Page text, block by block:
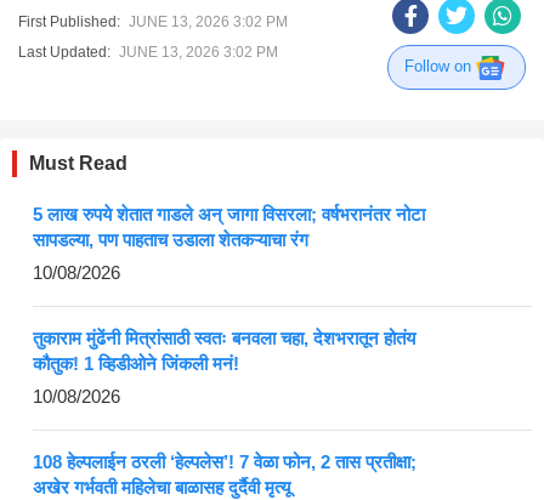
First Published: JUNE 13, 2026 3:02 PM
Last Updated: JUNE 13, 2026 3:02 PM
Follow on
Must Read
5 लाख रुपये शेतात गाडले अन् जागा विसरला; वर्षभरानंतर नोटा
सापडल्या, पण पाहताच उडाला शेतकऱ्याचा रंग
10/08/2026
तुकाराम मुंढेंनी मित्रांसाठी स्वतः बनवला चहा, देशभरातून होतंय
कौतुक! 1 व्हिडीओने जिंकली मनं!
10/08/2026
108 हेल्पलाईन ठरली ‘हेल्पलेस’! 7 वेळा फोन, 2 तास प्रतीक्षा;
अखेर गर्भवती महिलेचा बाळासह दुर्दैवी मृत्यू